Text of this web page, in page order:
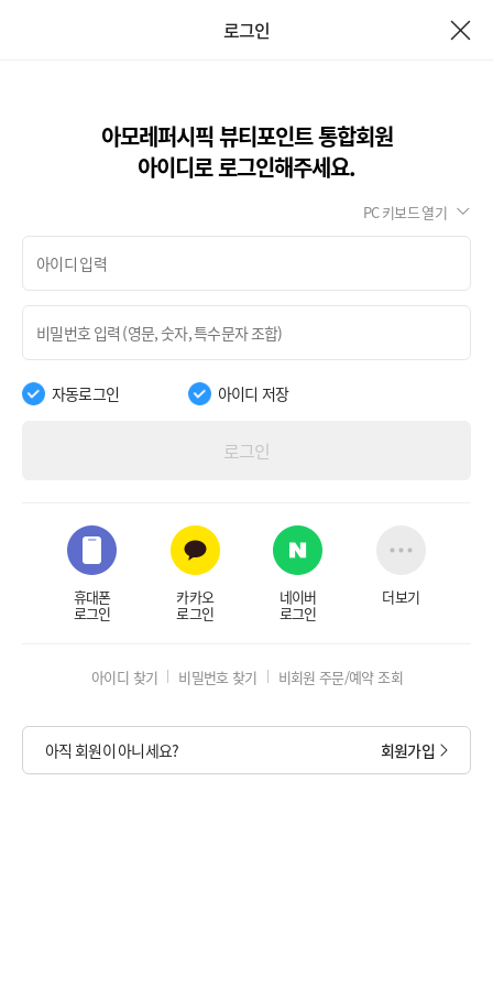
로그인
아모레퍼시픽 뷰티포인트 통합회원
아이디로 로그인해주세요.
PC 키보드 열기
자동로그인 아이디 저장
로그인
휴대폰
로그인
카카오
로그인
네이버
로그인
더보기
아이디 찾기 비밀번호 찾기 비회원 주문/예약 조회
아직 회원이 아니세요? 회원가입